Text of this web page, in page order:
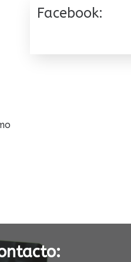
Facebook: